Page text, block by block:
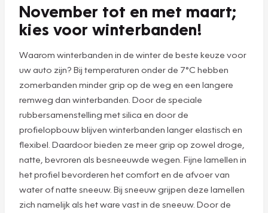
November tot en met maart;
kies voor winterbanden!
Waarom winterbanden in de winter de beste keuze voor
uw auto zijn? Bij temperaturen onder de 7°C hebben
zomerbanden minder grip op de weg en een langere
remweg dan winterbanden. Door de speciale
rubbersamenstelling met silica en door de
profielopbouw blijven winterbanden langer elastisch en
flexibel. Daardoor bieden ze meer grip op zowel droge,
natte, bevroren als besneeuwde wegen. Fijne lamellen in
het profiel bevorderen het comfort en de afvoer van
water of natte sneeuw. Bij sneeuw grijpen deze lamellen
zich namelijk als het ware vast in de sneeuw. Door de